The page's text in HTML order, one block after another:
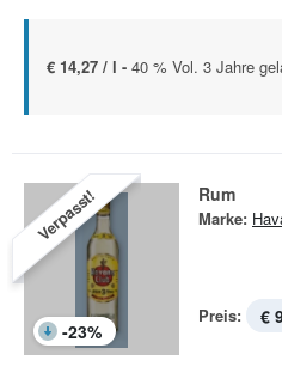
€ 14,27 / l - 40 % Vol. 3 Jahre
Verpasst!
-23%
Rum
Marke:
Preis: €